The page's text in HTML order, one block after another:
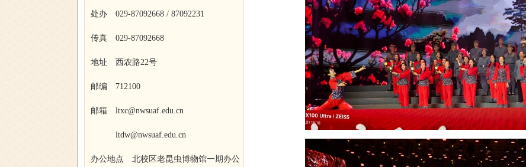
处办 029-87092668 / 87092231
传真 029-87092668
地址 西农路22号
邮编 712100
邮箱 ltxc@nwsuaf.edu.cn
ltdw@nwsuaf.edu.cn
办公地点 北校区老昆虫博物馆一期办公